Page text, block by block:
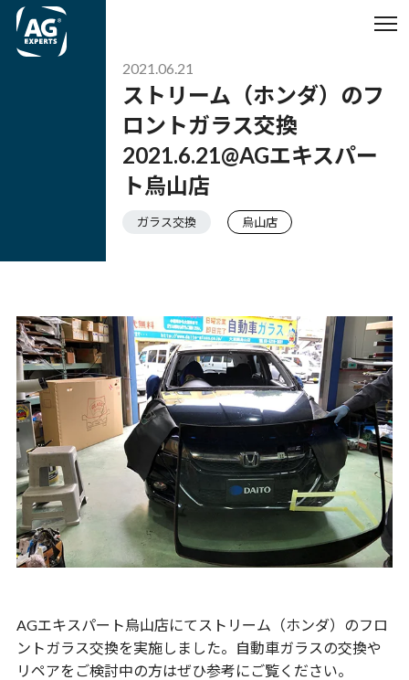
2021.06.21
ストリーム（ホンダ）のフ
ロントガラス交換
2021.6.21@AGエキスパー
ト烏山店
ガラス交換 烏山店
AGエキスパート烏山店にてストリーム（ホンダ）のフロ
ントガラス交換を実施しました。自動車ガラスの交換や
リペアをご検討中の方はぜひ参考にご覧ください。